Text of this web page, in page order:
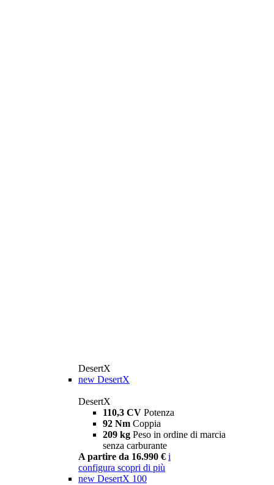
DesertX
new DesertX
DesertX
110,3 CV Potenza
92 Nm Coppia
209 kg Peso in ordine di marcia
senza carburante
A partire da 16.990 € i
configura scopri di più
new DesertX 100